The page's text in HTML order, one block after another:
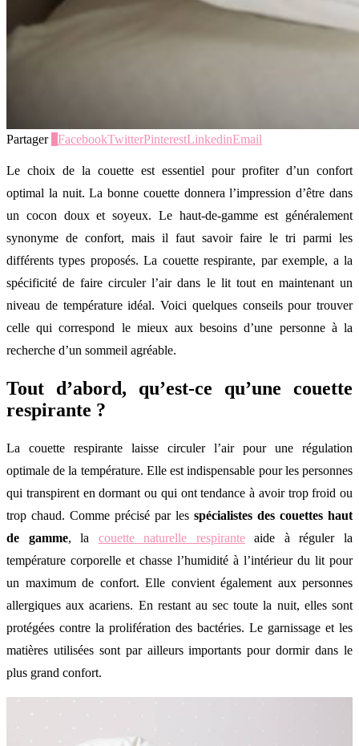
Partager FacebookTwitterPinterestLinkedinEmail
Le choix de la couette est essentiel pour profiter d’un confort
optimal la nuit. La bonne couette donnera l’impression d’être dans
un cocon doux et soyeux. Le haut-de-gamme est généralement
synonyme de confort, mais il faut savoir faire le tri parmi les
différents types proposés. La couette respirante, par exemple, a la
spécificité de faire circuler l’air dans le lit tout en maintenant un
niveau de température idéal. Voici quelques conseils pour trouver
celle qui correspond le mieux aux besoins d’une personne à la
recherche d’un sommeil agréable.
Tout d’abord, qu’est-ce qu’une couette
respirante ?
La couette respirante laisse circuler l’air pour une régulation
optimale de la température. Elle est indispensable pour les personnes
qui transpirent en dormant ou qui ont tendance à avoir trop froid ou
trop chaud. Comme précisé par les spécialistes des couettes haut
de gamme, la couette naturelle respiranteaide à réguler la
température corporelle et chasse l’humidité à l’intérieur du lit pour
un maximum de confort. Elle convient également aux personnes
allergiques aux acariens. En restant au sec toute la nuit, elles sont
protégées contre la prolifération des bactéries. Le garnissage et les
matières utilisées sont par ailleurs importants pour dormir dans le
plus grand confort.